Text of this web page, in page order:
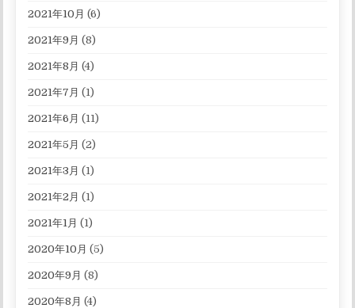
2021年10月 (6)
2021年9月 (8)
2021年8月 (4)
2021年7月 (1)
2021年6月 (11)
2021年5月 (2)
2021年3月 (1)
2021年2月 (1)
2021年1月 (1)
2020年10月 (5)
2020年9月 (8)
2020年8月 (4)